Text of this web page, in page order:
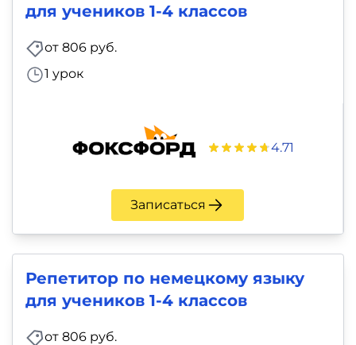
для учеников 1-4 классов
от 806 руб.
1 урок
4.71
Записаться
Репетитор по немецкому языку
для учеников 1-4 классов
от 806 руб.